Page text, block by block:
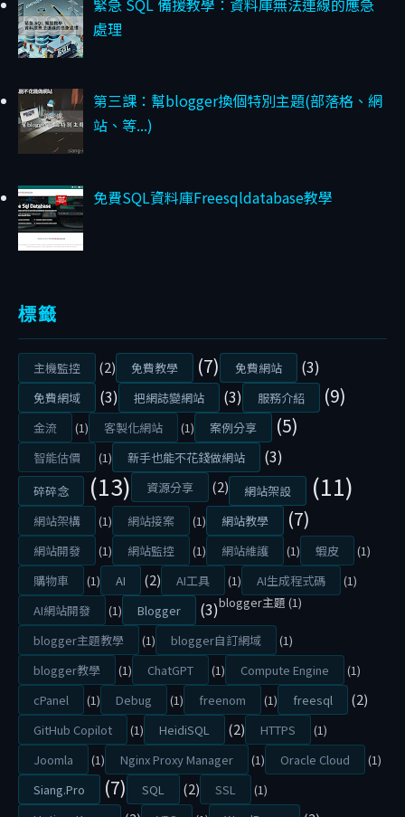
主
題
學
B
G
G
E
學
第
三
課
：
幫
B
L
O
G
G
E
R
換
個
特
別
主
題
(
緊急 SQL 備援教學：資料庫無法連線的應急
處理
第三課：幫blogger換個特別主題(部落格、網
站、等...)
免費SQL資料庫Freesqldatabase教學
標籤
主機監控 (2) 免費教學 (7) 免費網站 (3)
免費網域 (3) 把網誌變網站 (3) 服務介紹 (9)
金流 (1) 客製化網站 (1) 案例分享 (5)
智能估價 (1) 新手也能不花錢做網站 (3)
碎碎念 (13) 資源分享 (2) 網站架設 (11)
網站架構 (1) 網站接案 (1) 網站教學 (7)
網站開發 (1) 網站監控 (1) 網站維護 (1) 蝦皮
(1)
購物車
(1) AI (2) AI工具 (1) AI生成程式碼
(1)
AI網站開發
(1) Blogger (3)blogger主題 (1)
blogger主題教學 (1) blogger自訂網域
(1)
blogger教學
(1) ChatGPT (1) Compute Engine
(1)
cPanel
(1) Debug (1) freenom (1) freesql (2)
GitHub Copilot (1) HeidiSQL (2) HTTPS
(1)
Joomla
(1) Nginx Proxy Manager (1) Oracle Cloud
(1)
Siang.Pro
(7) SQL (2) SSL
(1)